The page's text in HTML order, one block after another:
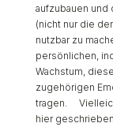
aufzubauen und
(nicht nur die
nutzbar zu
persönlichen,
Wachstum,
zugehörigen
tragen.
hier